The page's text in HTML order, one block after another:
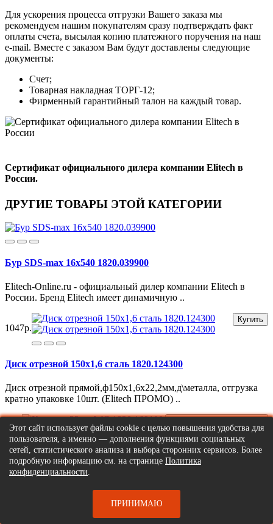
Для ускорения процесса отгрузки Вашего заказа мы
рекомендуем нашим покупателям сразу подтверждать факт
оплаты счета, высылая копию платежного поручения на наш
e-mail. Вместе с заказом Вам будут доставлены следующие
документы:
Счет;
Товарная накладная ТОРГ-12;
Фирменный гарантийный талон на каждый товар.
Сертификат официального дилера компании Elitech в
России.
ДРУГИЕ ТОВАРЫ ЭТОЙ КАТЕГОРИИ
Бур SDS-max 16х540 1820.039900
Elitech-Online.ru - официальный дилер компании Elitech в
России. Бренд Elitech имеет динамичную ..
1047р.
Купить
Диск отрезной 150х1,6 сталь 1820.124300
Диск отрезной прямой,ф150х1,6х22,2мм,д\металла, отгрузка
кратно упаковке 10шт. (Elitech ПРОМО) ..
59р.
Коронка 33мм WC 1820.169100
Elitech-Online.ru - официальный дилер компании Elitech в
России. Бренд Elitech имеет динамичную..
Этот сайт использует файлы cookie с целью повышения удобства для
пользователя, а именно — дополнения функциями социальных
сетей, статистического анализа и выбора сторонних сервисов. Более
подробную информацию см. на странице Политика
конфиденциальности.
ПРИНИМАЮ